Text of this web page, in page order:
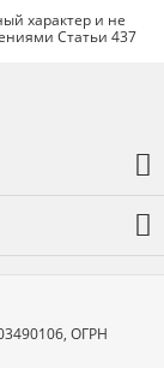
вам в
характер и не
Статьи 437
ОГРН